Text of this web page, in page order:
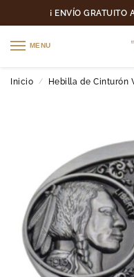
¡ ENVÍO GRATUITO
MENU
Inicio / Hebilla de Cinturón